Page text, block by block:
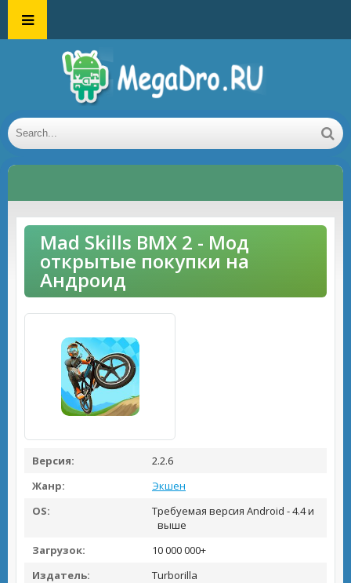
Mad Skills BMX 2 - Мод
открытые покупки на
Андроид
Версия:
2.2.6
Жанр:
Экшен
OS:
Требуемая версия Android - 4.4 и
выше
Загрузок:
10 000 000+
Издатель:
Turborilla